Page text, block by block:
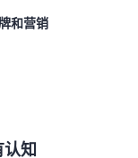
和营销
知